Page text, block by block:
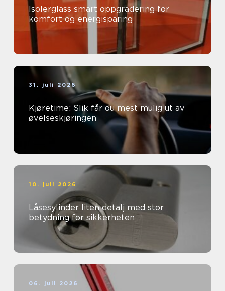
Isolerglass smart oppgradering for
komfort og energisparing
31. juli 2026
Kjøretime: Slik får du mest mulig ut av
øvelseskjøringen
10. juli 2026
Låsesylinder liten detalj med stor
betydning for sikkerheten
06. juli 2026